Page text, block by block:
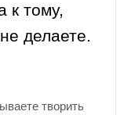
к тому,
делаете.
творить